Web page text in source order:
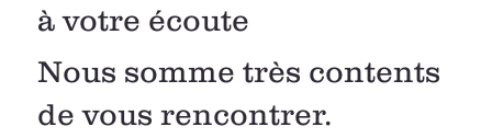
à votre écoute
Nous somme très contents
de vous rencontrer.